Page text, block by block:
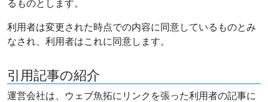
るものとします。
利用者は変更された時点での内容に同意しているものとみ
なされ、利用者はこれに同意します。
引用記事の紹介
運営会社は、ウェブ魚拓にリンクを張った利用者の記事に